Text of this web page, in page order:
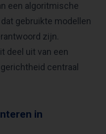
een algoritmische
gebruikte modellen
zijn.
deel uit van een
centraal
in